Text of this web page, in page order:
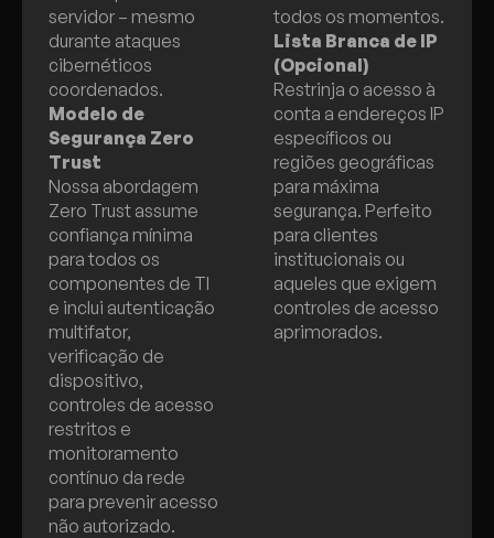
servidor – mesmo
durante ataques
cibernéticos
coordenados.
Modelo de
Segurança Zero
Trust
Nossa abordagem
Zero Trust assume
confiança mínima
para todos os
componentes de TI
e inclui autenticação
multifator,
verificação de
dispositivo,
controles de acesso
restritos e
monitoramento
contínuo da rede
para prevenir acesso
não autorizado.
todos os momentos.
Lista Branca de IP
(Opcional)
Restrinja o acesso à
conta a endereços IP
específicos ou
regiões geográficas
para máxima
segurança. Perfeito
para clientes
institucionais ou
aqueles que exigem
controles de acesso
aprimorados.